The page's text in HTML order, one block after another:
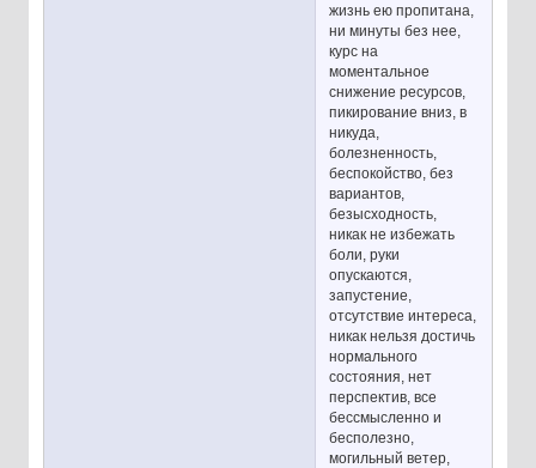
жизнь ею пропитана,
ни минуты без нее,
курс на
моментальное
снижение ресурсов,
пикирование вниз, в
никуда,
болезненность,
беспокойство, без
вариантов,
безысходность,
никак не избежать
боли, руки
опускаются,
запустение,
отсутствие интереса,
никак нельзя достичь
нормального
состояния, нет
перспектив, все
бессмысленно и
бесполезно,
могильный ветер,